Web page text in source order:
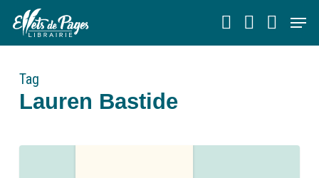
main
Tag
Lauren Bastide